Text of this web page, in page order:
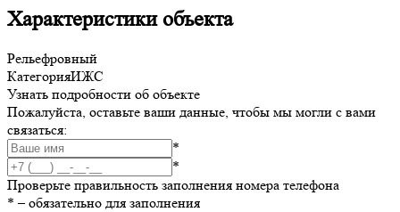
Характеристики объекта
Рельефровный
КатегорияИЖС
Узнать подробности об объекте
Пожалуйста, оставьте ваши данные, чтобы мы могли с вами
связаться:
*
*
Проверьте правильность заполнения номера телефона
* – обязательно для заполнения